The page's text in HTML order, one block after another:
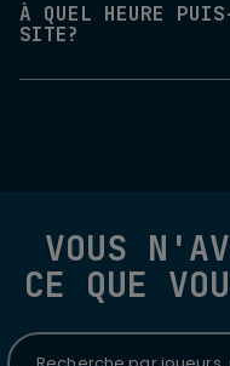
À QUEL HEURE
SITE?
VOUS
CE QUE